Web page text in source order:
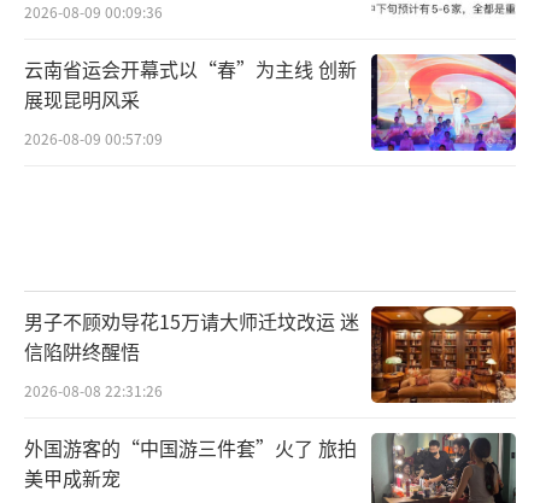
2026-08-09 00:09:36
云南省运会开幕式以“春”为主线 创新
展现昆明风采
2026-08-09 00:57:09
男子不顾劝导花15万请大师迁坟改运 迷
信陷阱终醒悟
2026-08-08 22:31:26
外国游客的“中国游三件套”火了 旅拍
美甲成新宠